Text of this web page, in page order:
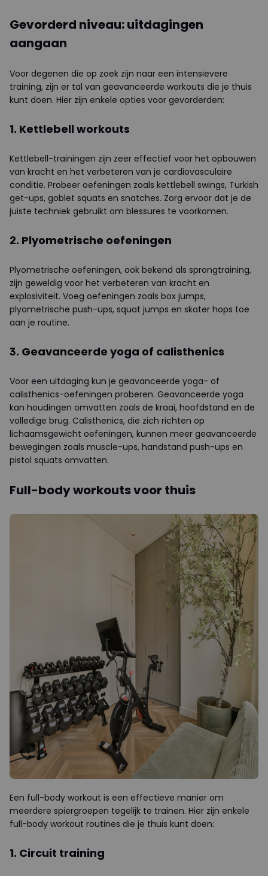
Gevorderd niveau: uitdagingen
aangaan
Voor degenen die op zoek zijn naar een intensievere
training, zijn er tal van geavanceerde workouts die je thuis
kunt doen. Hier zijn enkele opties voor gevorderden:
1. Kettlebell workouts
Kettlebell-trainingen zijn zeer effectief voor het opbouwen
van kracht en het verbeteren van je cardiovasculaire
conditie. Probeer oefeningen zoals kettlebell swings, Turkish
get-ups, goblet squats en snatches. Zorg ervoor dat je de
juiste techniek gebruikt om blessures te voorkomen.
2. Plyometrische oefeningen
Plyometrische oefeningen, ook bekend als sprongtraining,
zijn geweldig voor het verbeteren van kracht en
explosiviteit. Voeg oefeningen zoals box jumps,
plyometrische push-ups, squat jumps en skater hops toe
aan je routine.
3. Geavanceerde yoga of calisthenics
Voor een uitdaging kun je geavanceerde yoga- of
calisthenics-oefeningen proberen. Geavanceerde yoga
kan houdingen omvatten zoals de kraai, hoofdstand en de
volledige brug. Calisthenics, die zich richten op
lichaamsgewicht oefeningen, kunnen meer geavanceerde
bewegingen zoals muscle-ups, handstand push-ups en
pistol squats omvatten.
Full-body workouts voor thuis
Een full-body workout is een effectieve manier om
meerdere spiergroepen tegelijk te trainen. Hier zijn enkele
full-body workout routines die je thuis kunt doen:
1. Circuit training